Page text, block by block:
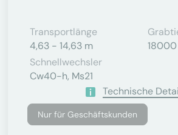
Transportlänge
4,63 - 14,63 m
Schnellwechsler
Cw40-h, Ms21
Technische
Nur für Geschäftskunden